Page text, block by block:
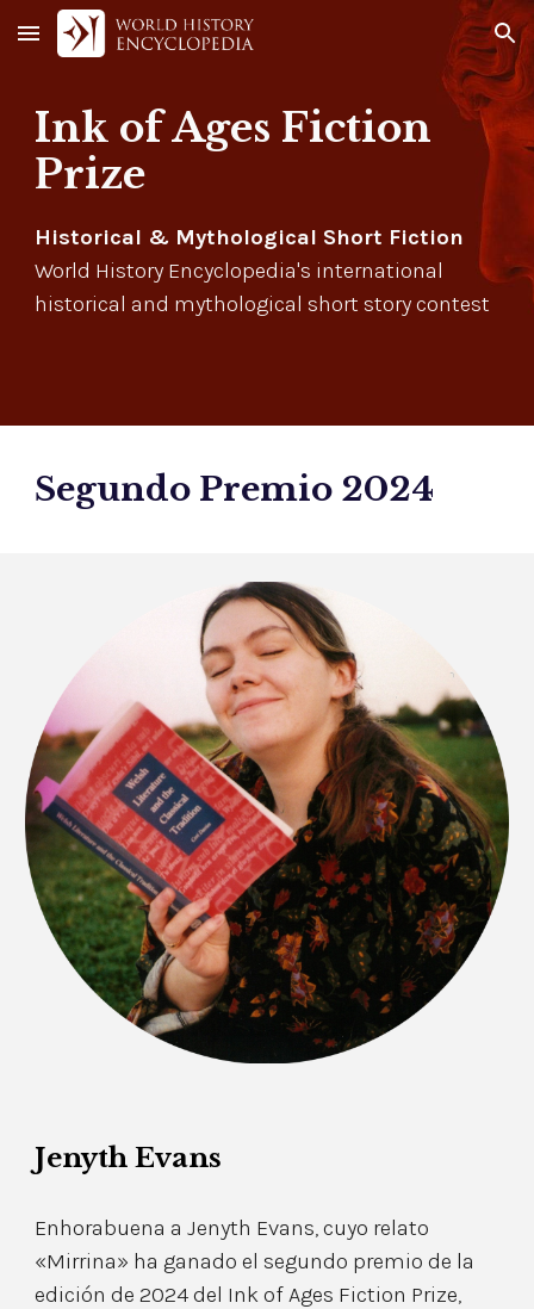
Skip to main content Skip to navigation
Ink of Ages Fiction
Prize
Historical & Mythological Short Fiction
World History Encyclopedia's international
historical and mythological short story contest
Segundo Premio 2024
Jenyth Evans
Enhorabuena a Jenyth Evans, cuyo relato
«Mirrina» ha ganado el segundo premio de la
edición de 2024 del Ink of Ages Fiction Prize,